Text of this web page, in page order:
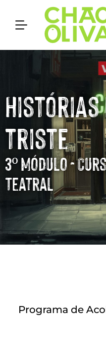
Histórias
triste
3º Módulo -
Teatral
Programa de